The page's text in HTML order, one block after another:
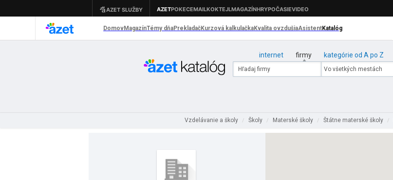
internet firmy kategórie od A po Z
Vzdelávanie a školy / Školy / Materské školy / Štátne materské školy /